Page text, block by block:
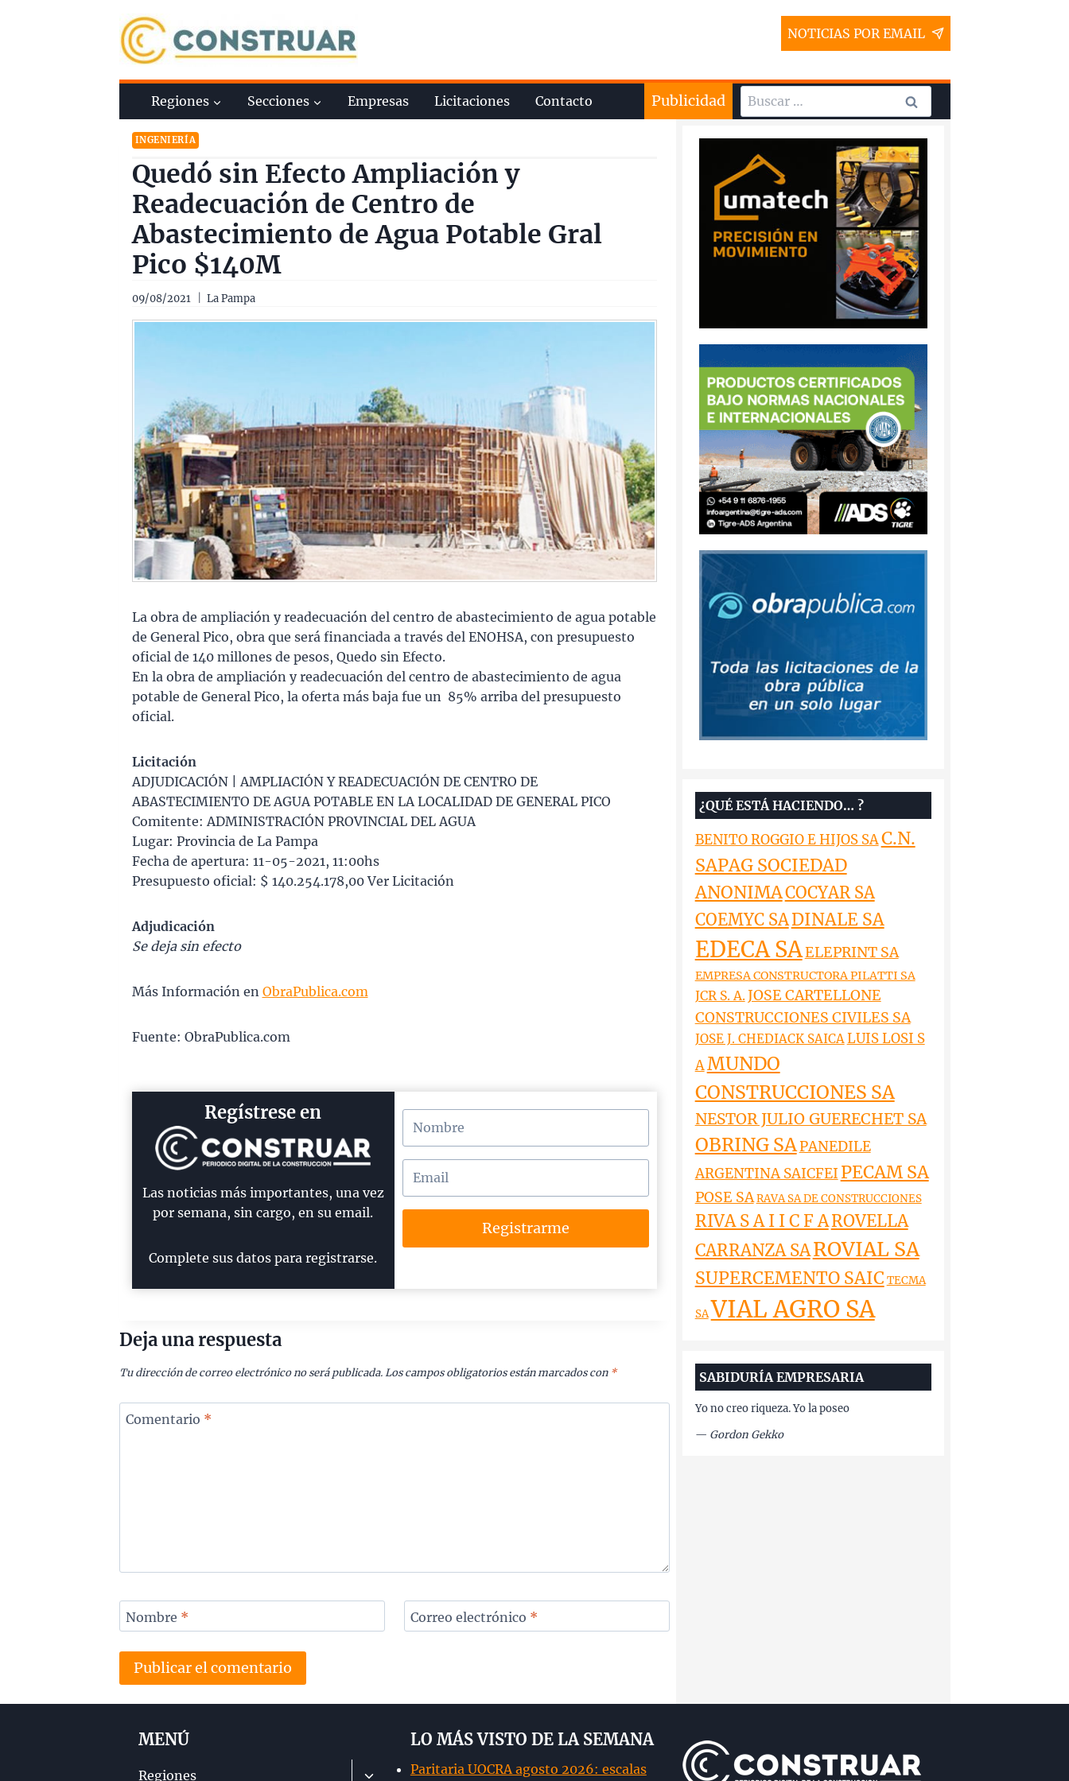
NOTICIAS POR EMAIL
Regiones Secciones Empresas Licitaciones Contacto Publicidad Buscar:
INGENIERÍA
Quedó sin Efecto Ampliación y
Readecuación de Centro de
Abastecimiento de Agua Potable Gral
Pico $140M
09/08/2021 La Pampa
La obra de ampliación y readecuación del centro de abastecimiento de agua potable
de General Pico, obra que será financiada a través del ENOHSA, con presupuesto
oficial de 140 millones de pesos, Quedo sin Efecto.
En la obra de ampliación y readecuación del centro de abastecimiento de agua
potable de General Pico, la oferta más baja fue un 85% arriba del presupuesto
oficial.
Licitación
ADJUDICACIÓN | AMPLIACIÓN Y READECUACIÓN DE CENTRO DE
ABASTECIMIENTO DE AGUA POTABLE EN LA LOCALIDAD DE GENERAL PICO
Comitente: ADMINISTRACIÓN PROVINCIAL DEL AGUA
Lugar: Provincia de La Pampa
Fecha de apertura: 11-05-2021, 11:00hs
Presupuesto oficial: $ 140.254.178,00 Ver Licitación
Adjudicación
Se deja sin efecto
Más Información en ObraPublica.com
Fuente: ObraPublica.com
Regístrese en
Las noticias más importantes, una vez
por semana, sin cargo, en su email.
Complete sus datos para registrarse.
Registrarme
Deja una respuesta
Tu dirección de correo electrónico no será publicada. Los campos obligatorios están marcados con *
Comentario *
Nombre * Correo electrónico *
¿QUÉ ESTÁ HACIENDO… ?
BENITO ROGGIO E HIJOS SAC.N.
SAPAG SOCIEDAD
ANONIMACOCYAR SA
COEMYC SADINALE SA
EDECA SAELEPRINT SA
EMPRESA CONSTRUCTORA PILATTI SA
JCR S. A.JOSE CARTELLONE
CONSTRUCCIONES CIVILES SA
JOSE J. CHEDIACK SAICALUIS LOSI S
AMUNDO
CONSTRUCCIONES SA
NESTOR JULIO GUERECHET SA
OBRING SAPANEDILE
ARGENTINA SAICFEI PECAM SA
POSE SARAVA SA DE CONSTRUCCIONES
RIVA S A I I C F AROVELLA
CARRANZA SAROVIAL SA
SUPERCEMENTO SAIC TECMA
SAVIAL AGRO SA
SABIDURÍA EMPRESARIA
Yo no creo riqueza. Yo la poseo
— Gordon Gekko
MENÚ
Regiones Alternar
LO MÁS VISTO DE LA SEMANA
Paritaria UOCRA agosto 2026: escalas